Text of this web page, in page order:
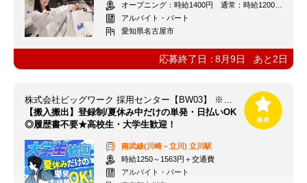
オープニング：時給1400円 通常：時給1200円～＋交通費全額支給
アルバイト・パート
愛知県名古屋市
応募終了日：8月9日 あと 2日
株式会社ビッグワーク 採用センター【BW03】 ※立川エリア
【搬入搬出】登録制/夏休み中だけの単発・日払いOK
◎履歴書不要★高校生・大学生歓迎！
南武線(川崎－立川) 立川駅
時給1250～1563円＋交通費
アルバイト・パート